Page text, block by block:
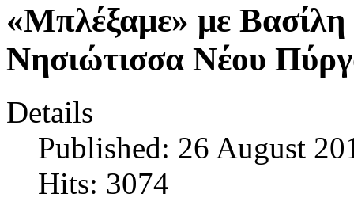
«Μπλέξαμε» με
Νησιώτισσα Νέου
Details
Published: 26 August
Hits: 3074